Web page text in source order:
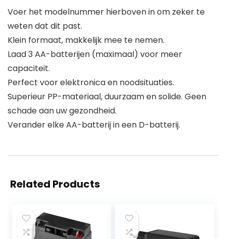
Voer het modelnummer hierboven in om zeker te
weten dat dit past.
Klein formaat, makkelijk mee te nemen.
Laad 3 AA-batterijen (maximaal) voor meer
capaciteit.
Perfect voor elektronica en noodsituaties.
Superieur PP-materiaal, duurzaam en solide. Geen
schade aan uw gezondheid.
Verander elke AA-batterij in een D-batterij.
Related Products